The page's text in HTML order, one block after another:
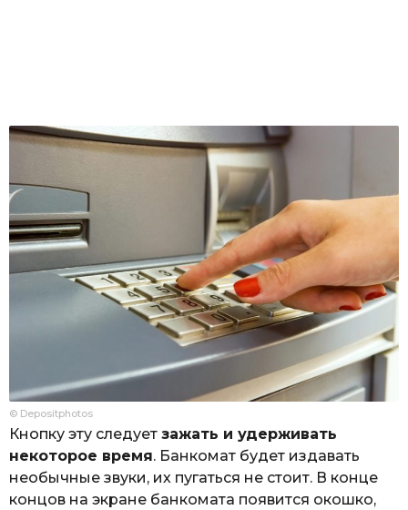
© Depositphotos
Кнопку эту следует зажать и удерживать
некоторое время. Банкомат будет издавать
необычные звуки, их пугаться не стоит. В конце
концов на экране банкомата появится окошко,